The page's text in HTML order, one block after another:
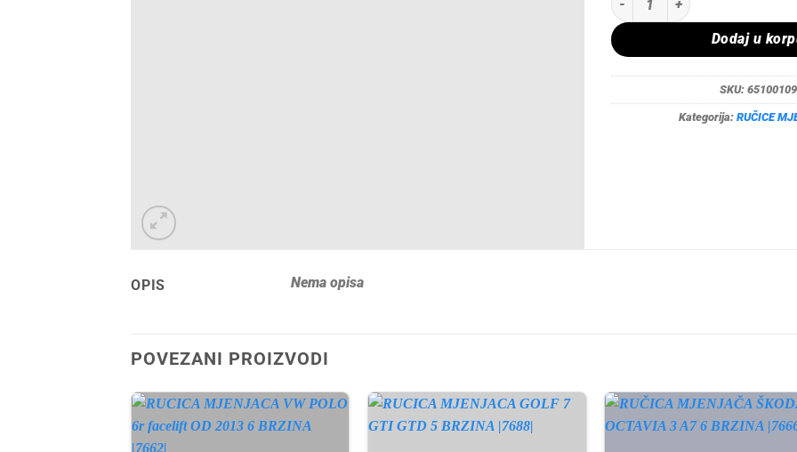
Dodaj u
SKU: 65100109
Kategorija: RUČICE
OPIS Nema opisa
POVEZANI PROIZVODI